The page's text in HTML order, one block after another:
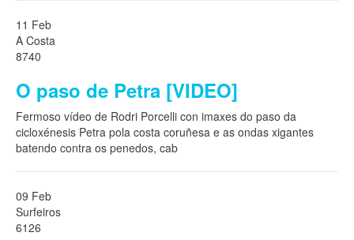
11 Feb
A Costa
8740
O paso de Petra [VIDEO]
Fermoso vídeo de Rodri Porcelli con imaxes do paso da
cicloxénesis Petra pola costa coruñesa e as ondas xigantes
batendo contra os penedos, cab
09 Feb
Surfeiros
6126